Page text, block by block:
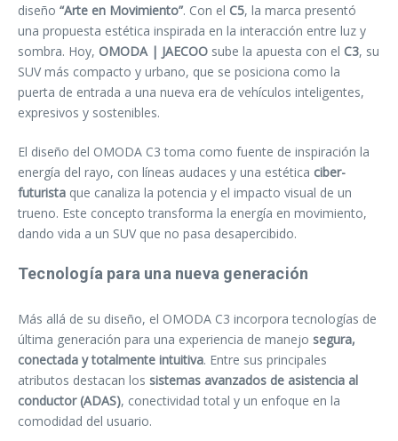
diseño “Arte en Movimiento”. Con el C5, la marca presentó
una propuesta estética inspirada en la interacción entre luz y
sombra. Hoy, OMODA | JAECOO sube la apuesta con el C3, su
SUV más compacto y urbano, que se posiciona como la
puerta de entrada a una nueva era de vehículos inteligentes,
expresivos y sostenibles.
El diseño del OMODA C3 toma como fuente de inspiración la
energía del rayo, con líneas audaces y una estética ciber-
futurista que canaliza la potencia y el impacto visual de un
trueno. Este concepto transforma la energía en movimiento,
dando vida a un SUV que no pasa desapercibido.
Tecnología para una nueva generación
Más allá de su diseño, el OMODA C3 incorpora tecnologías de
última generación para una experiencia de manejo segura,
conectada y totalmente intuitiva. Entre sus principales
atributos destacan los sistemas avanzados de asistencia al
conductor (ADAS), conectividad total y un enfoque en la
comodidad del usuario.